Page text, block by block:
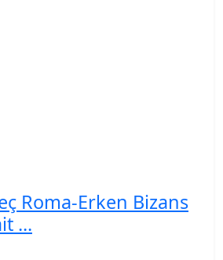
Roma-Erken Bizans
...